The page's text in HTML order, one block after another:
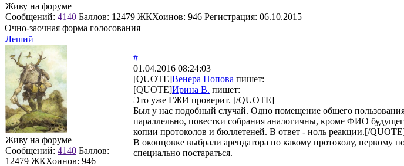
Живу на форуме
Сообщений: 4140 Баллов: 12479 ЖКХоинов: 946 Регистрация: 06.10.2015
Очно-заочная форма голосования
Леший
Живу на форуме
Сообщений: 4140 Баллов:
12479 ЖКХоинов: 946
#
01.04.2016 08:24:03
[QUOTE]Венера Попова пишет:
[QUOTE]Ирина В. пишет:
Это уже ГЖИ проверит. [/QUOTE]
Был у нас подобный случай. Одно помещение общего
параллельно, повестки собрания аналогичны, кроме ФИО
копии протоколов и бюллетеней. В ответ - ноль реакции.[/
В оконцовке выбрали арендатора по какому протоколу, первому
специально постараться.